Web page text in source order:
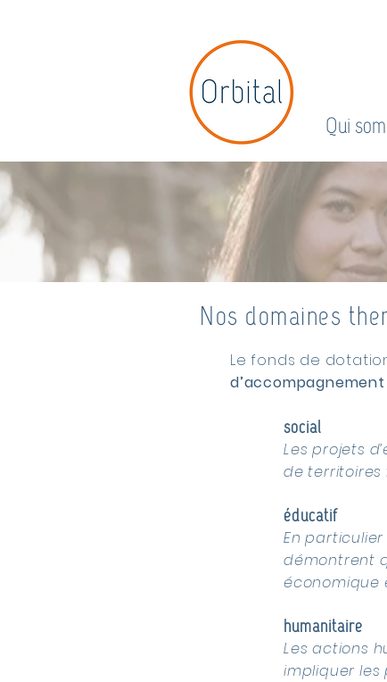
Accueil Qui
Nos domaines
Le fonds de
d’accompagnement
social
Les projets
de territoires
​éducatif
En
démontrent
économique
humanitaire
Les actions
impliquer les